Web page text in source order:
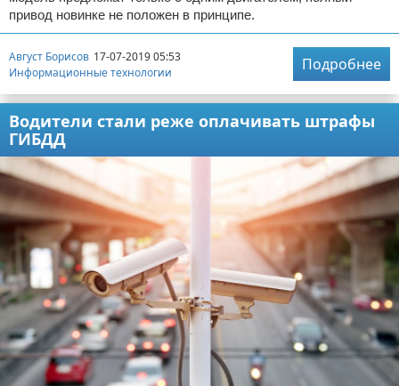
привод новинке не положен в принципе.
Август Борисов 17-07-2019 05:53
Информационные технологии
Подробнее
Водители стали реже оплачивать штрафы
ГИБДД